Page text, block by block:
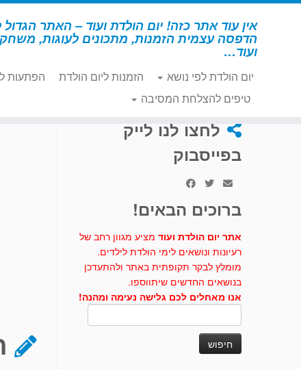
דלג
אין עוד אתר כזה! יום הולדת ועוד – האתר הגדול
הדפסה עצמית הזמנות, מתכונים לעוגות,
ועוד…
יום הולדת לפי נושא הזמנות ליום הולדת הפתעות
טיפים להצלחת המסיבה
דף הבית » דינוזאור » הפתעות דינוזאור
לחצו לנו לייק
בפייסבוק
ברוכים הבאים!
אתר יום הולדת ועוד מציע מגוון רחב של
רעיונות ונושאים לימי הולדת לילדים.
מומלץ לבקר תקופתית באתר ולהתעדכן
בנושאים החדשים שיתווספו.
אנו מאחלים לכם גלישה נעימה ומהנה!